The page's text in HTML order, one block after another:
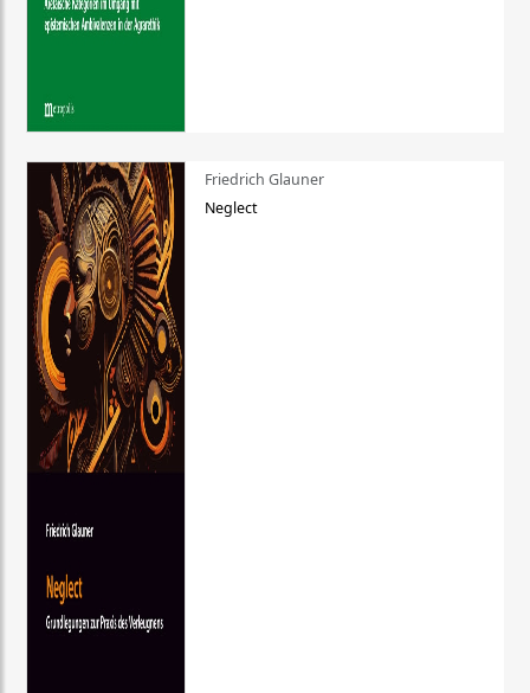
Friedrich Glauner
Neglect